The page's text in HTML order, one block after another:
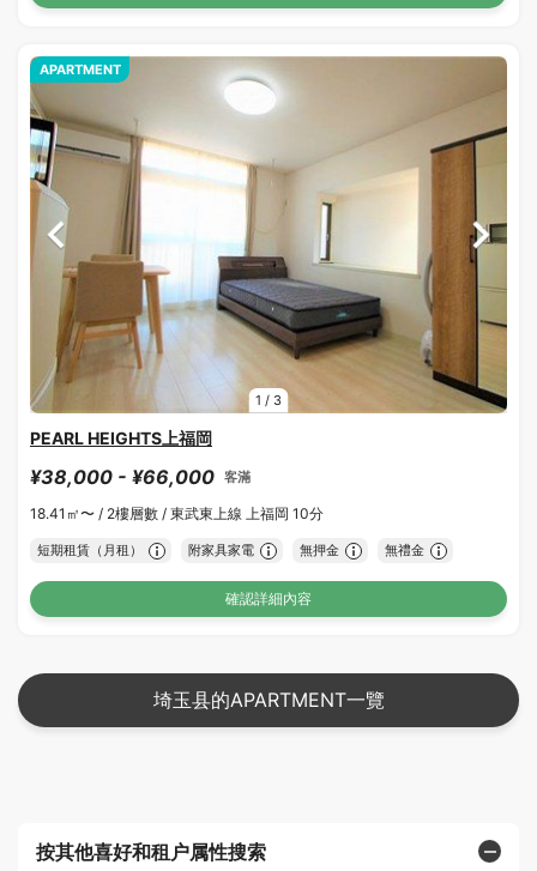
1 / 3
APARTMENT
PEARL HEIGHTS上福岡
¥38,000 - ¥66,000 客滿
18.41㎡〜 / 2樓層數 / 東武東上線 上福岡 10分
短期租賃（月租） 附家具家電 無押金 無禮金
確認詳細內容
埼玉县的APARTMENT一覽
按其他喜好和租户属性搜索